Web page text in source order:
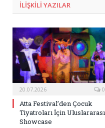
ILIŞKILI YAZILAR
20.07.2026 0
Atta Festival’den Çocuk
Tiyatroları İçin Uluslararası
Showcase